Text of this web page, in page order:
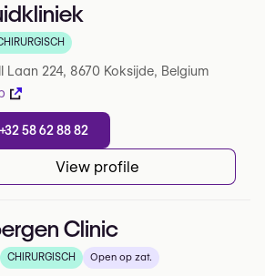
sur 5 sur Google
Laan 224, 8670 Koksijde, Belgium
+32 58 62 88 82
View profile
Clinic
sur 5 sur Google
CHIRURGISCH Open op zat.